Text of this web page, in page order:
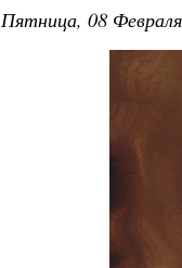
Пятница, 08